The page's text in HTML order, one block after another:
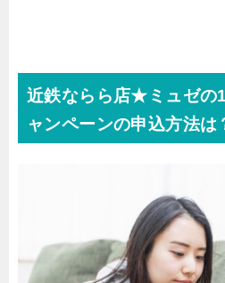
近鉄ならら店★ミュゼの
ャンペーンの申込方法は